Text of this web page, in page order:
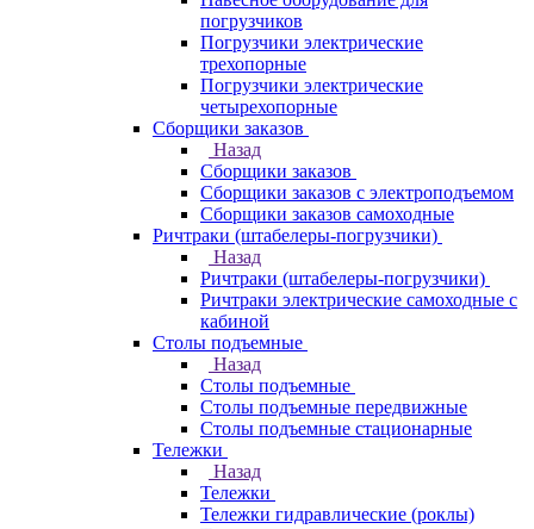
погрузчиков
Погрузчики электрические
трехопорные
Погрузчики электрические
четырехопорные
Сборщики заказов
Назад
Сборщики заказов
Сборщики заказов с электроподъемом
Сборщики заказов самоходные
Ричтраки (штабелеры-погрузчики)
Назад
Ричтраки (штабелеры-погрузчики)
Ричтраки электрические самоходные с
кабиной
Столы подъемные
Назад
Столы подъемные
Столы подъемные передвижные
Столы подъемные стационарные
Тележки
Назад
Тележки
Тележки гидравлические (роклы)